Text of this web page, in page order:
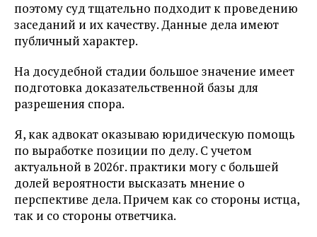
поэтому суд тщательно подходит к проведению
заседаний и их качеству. Данные дела имеют
публичный характер.
На досудебной стадии большое значение имеет
подготовка доказательственной базы для
разрешения спора.
Я, как адвокат оказываю юридическую помощь
по выработке позиции по делу. С учетом
актуальной в 2026г. практики могу с большей
долей вероятности высказать мнение о
перспективе дела. Причем как со стороны истца,
так и со стороны ответчика.